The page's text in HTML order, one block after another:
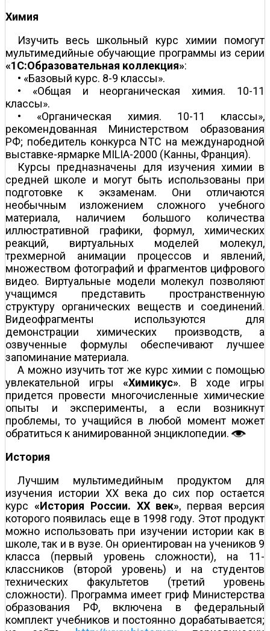
Химия
Изучить весь школьный курс химии помогут
мультимедийные обучающие программы из серии
«1С:Образовательная коллекция»:
• «Базовый курс. 8-9 классы».
• «Общая и неорганическая химия. 10-11
классы».
• «Органическая химия. 10-11 классы»,
рекомендованная Министерством образования
РФ; победитель конкурса NTC на международной
выставке-ярмарке MILIA-2000 (Канны, Франция).
Курсы предназначены для изучения химии в
средней школе и могут быть использованы при
подготовке к экзаменам. Они отличаются
необычным изложением сложного учебного
материала, наличием большого количества
иллюстративной графики, формул, химических
реакций, виртуальных моделей молекул,
трехмерной анимации процессов и явлений,
множеством фотографий и фрагментов цифрового
видео. Виртуальные модели молекул позволяют
учащимся представить пространственную
структуру органических веществ и соединений.
Видеофрагменты используются для
демонстрации химических производств, а
озвученные формулы обеспечивают лучшее
запоминание материала.
А можно изучить тот же курс химии с помощью
увлекательной игры«Химикус». В ходе игры
придется провести многочисленные химические
опыты и эксперименты, а если возникнут
проблемы, то учащийся в любой момент может
обратиться к анимированной энциклопедии.
История
Лучшим мультимедийным продуктом для
изучения истории XX века до сих пор остается
курс «История России. XX век», первая версия
которого появилась еще в 1998 году. Этот продукт
можно использовать при изучении истории как в
школе, так и в вузе. Он ориентирован на учеников 9
класса (первый уровень сложности), на 11-
классников (второй уровень) и на студентов
технических факультетов (третий уровень
сложности). Программа имеет гриф Министерства
образования РФ, включена в федеральный
комплект учебников и постоянно дорабатывается;